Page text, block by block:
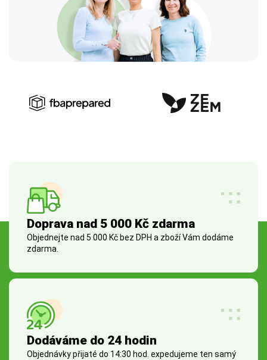
Doprava nad 5 000 Kč zdarma
Objednejte nad 5 000 Kč bez DPH a zboží Vám dodáme
zdarma.
Dodáváme do 24 hodin
Objednávky přijaté do 14:30 hod. expedujeme ten samý